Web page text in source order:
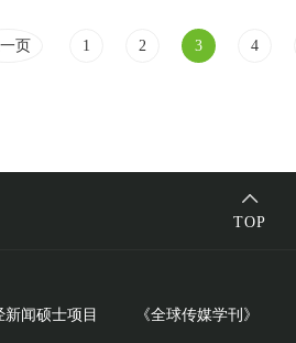
页 1 2 3 4
TOP
新闻硕士项目 《全球传媒学刊》